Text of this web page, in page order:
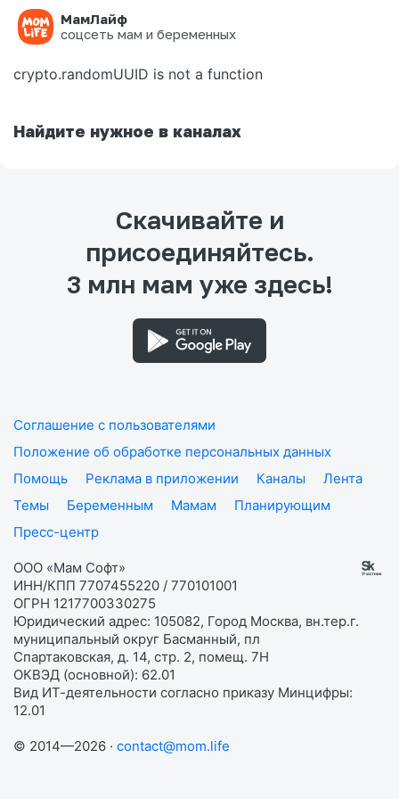
МамЛайф
соцсеть мам и беременных
Ошибка на странице
crypto.randomUUID is not a function
Найдите нужное в каналах
Скачивайте и
присоединяйтесь.
3 млн мам уже здесь!
Соглашение с пользователями
Положение об обработке персональных данных
Помощь
Реклама в приложении Каналы
Лента
Темы
Беременным Мамам
Планирующим
Пресс-центр
ООО «Мам Софт»
ИНН/КПП 7707455220 / 770101001
ОГРН 1217700330275
Юридический адрес: 105082, Город Москва, вн.тер.г.
муниципальный округ Басманный, пл
Спартаковская, д. 14, стр. 2, помещ. 7Н
ОКВЭД (основной): 62.01
Вид ИТ-деятельности согласно приказу Минцифры:
12.01
© 2014—2026 · contact@mom.life